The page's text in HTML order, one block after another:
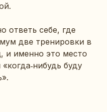
ответь себе, где
две тренировки в
и именно это место
буду